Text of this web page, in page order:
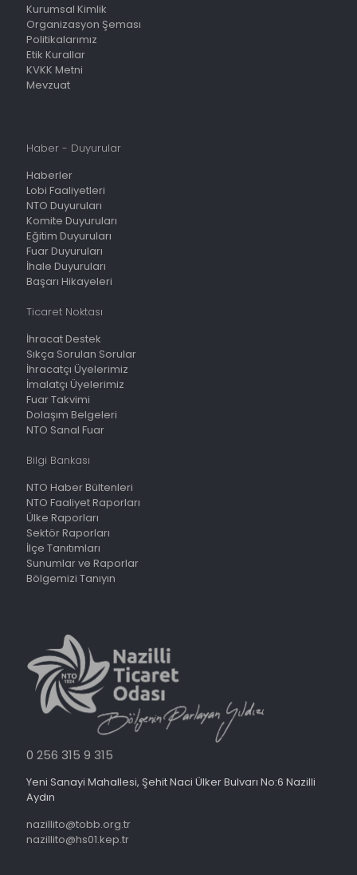
Kurumsal Kimlik
Organizasyon Şeması
Politikalarımız
Etik Kurallar
KVKK Metni
Mevzuat
Haber - Duyurular
Haberler
Lobi Faaliyetleri
NTO Duyuruları
Komite Duyuruları
Eğitim Duyuruları
Fuar Duyuruları
İhale Duyuruları
Başarı Hikayeleri
Ticaret Noktası
İhracat Destek
Sıkça Sorulan Sorular
İhracatçı Üyelerimiz
İmalatçı Üyelerimiz
Fuar Takvimi
Dolaşım Belgeleri
NTO Sanal Fuar
Bilgi Bankası
NTO Haber Bültenleri
NTO Faaliyet Raporları
Ülke Raporları
Sektör Raporları
İlçe Tanıtımları
Sunumlar ve Raporlar
Bölgemizi Tanıyın
0 256 315 9 315
Yeni Sanayi Mahallesi, Şehit Naci Ülker Bulvarı No:6 Nazilli
Aydın
nazillito@tobb.org.tr
nazillito@hs01.kep.tr